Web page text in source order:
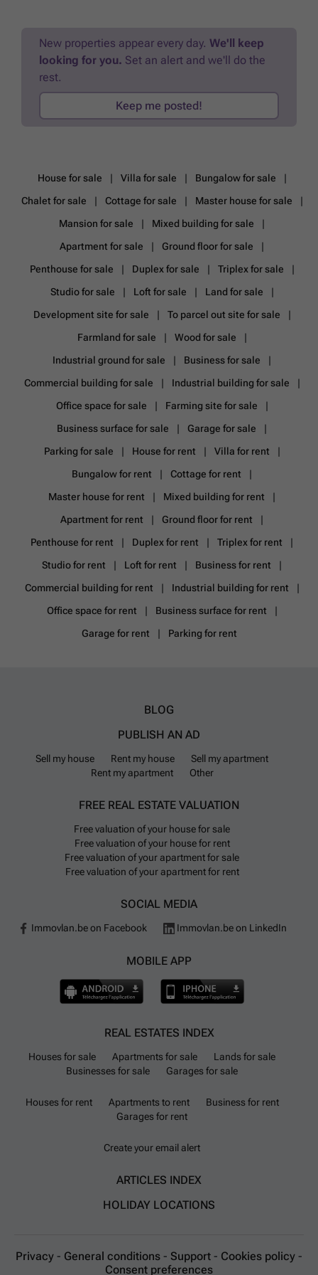
New properties appear every day. We'll keep
looking for you. Set an alert and we'll do the
rest.
Keep me posted!
House for sale Villa for sale
Bungalow for sale
Chalet for sale
Cottage for sale
Master house for sale
Mansion for sale
Mixed building for sale
Apartment for sale
Ground floor for sale
Penthouse for sale
Duplex for sale
Triplex for sale
Studio for sale
Loft for sale
Land for sale
Development site for sale
To parcel out site for sale
Farmland for sale
Wood for sale
Industrial ground for sale
Business for sale
Commercial building for sale
Industrial building for sale
Office space for sale
Farming site for sale
Business surface for sale
Garage for sale
Parking for sale
House for rent
Villa for rent
Bungalow for rent
Cottage for rent
Master house for rent
Mixed building for rent
Apartment for rent
Ground floor for rent
Penthouse for rent
Duplex for rent
Triplex for rent
Studio for rent
Loft for rent
Business for rent
Commercial building for rent
Industrial building for rent
Office space for rent
Business surface for rent
Garage for rent
Parking for rent
BLOG
PUBLISH AN AD
Sell my house Rent my house
Sell my apartment
Rent my apartment
Other
FREE REAL ESTATE VALUATION
Free valuation of your house for sale
Free valuation of your house for rent
Free valuation of your apartment for sale
Free valuation of your apartment for rent
SOCIAL MEDIA
Immovlan.be on Facebook Immovlan.be on LinkedIn
MOBILE APP
REAL ESTATES INDEX
Houses for sale Apartments for sale
Lands for sale
Businesses for sale
Garages for sale
Houses for rent Apartments to rent
Business for rent
Garages for rent
Create your email alert
ARTICLES INDEX
HOLIDAY LOCATIONS
Privacy - General conditions - Support - Cookies policy -
Consent preferences